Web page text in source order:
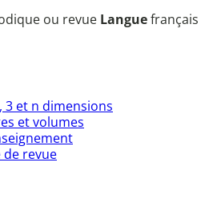
ou revue Languefrançais
3 et n dimensions
et volumes
de revue